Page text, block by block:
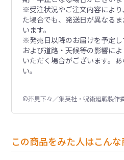
※受注状況やご注文内容によ
た場合でも、発送日が異なる
います。
※発売日以降のお届けを予定
および道路・天候等の影響に
いただく場合がございます。
い。
©芥見下々／集英社・呪術廻戦製作
この商品をみた人はこん